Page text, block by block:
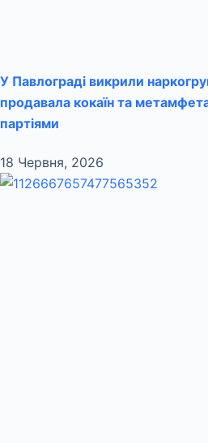
У Павлограді викрили
продавала кокаїн та
партіями
18 Червня, 2026